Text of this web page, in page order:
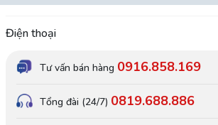
Điện thoại
Tư vấn bán hàng 0916.858.169
Tổng đài (24/7) 0819.688.886